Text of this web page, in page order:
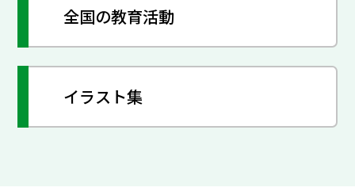
全国の教育活動
イラスト集